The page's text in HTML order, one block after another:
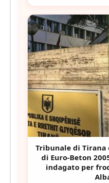
Tribunale di Tirana
di Euro-Beton
indagato per